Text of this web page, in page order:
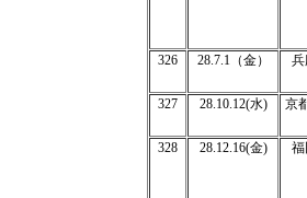
326 28.7.1（金）
327 28.10.12(水) 京
328 28.12.16(金)